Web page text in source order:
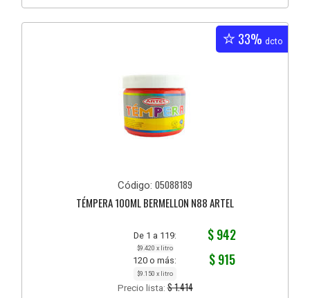
33% dcto
Código: 05088189
TÉMPERA 100ML BERMELLON N88 ARTEL
De 1 a 119: $ 942
$9.420 x litro
120 o más: $ 915
$9.150 x litro
Precio lista:$ 1.414